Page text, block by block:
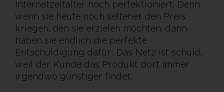
Internetzeitalter noch perfektioniert. Denn
wenn sie heute noch seltener den Preis
kriegen, den sie erzielen möchten, dann
haben sie endlich die perfekte
Entschuldigung dafür: Das Netz ist schuld,
weil der Kunde das Produkt dort immer
irgendwo günstiger findet.